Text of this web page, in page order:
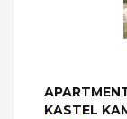
KASTEL